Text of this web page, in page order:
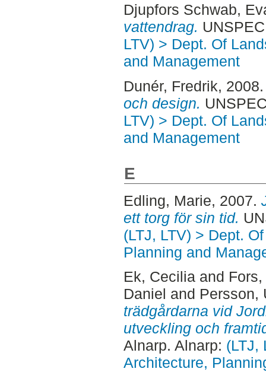
Djupfors Schwab,
vattendrag.
LTV) > Dept. Of
and Management
Dunér, Fredrik,
och design.
LTV) > Dept. Of
and Management
E
Edling, Marie, 2007.
ett torg för sin tid.
(LTJ, LTV) > Dept.
Planning and
Ek, Ceciliaand
Daniel and Persson,
trädgårdarna vid
utveckling och
Alnarp. Alnarp: (LTJ,
Architecture,